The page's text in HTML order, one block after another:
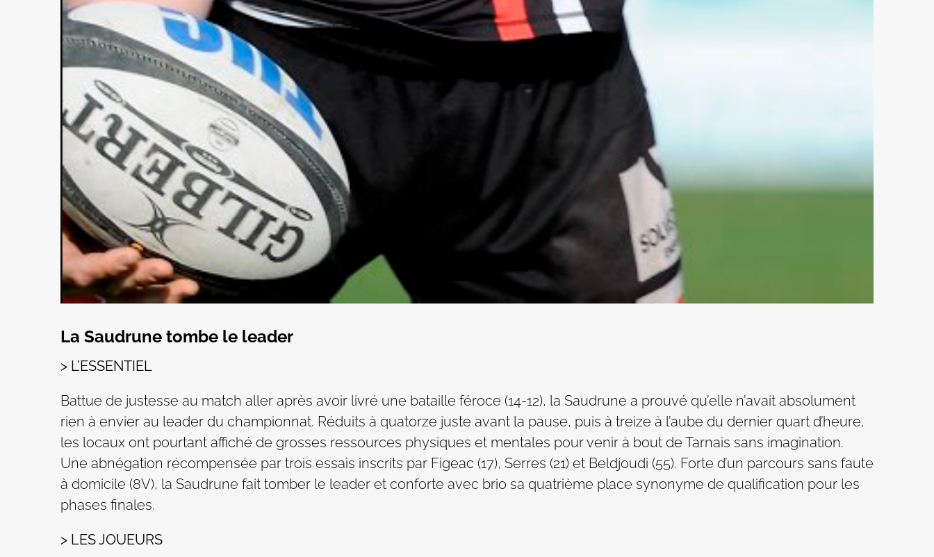
La Saudrune tombe le leader
> L’ESSENTIEL
Battue de justesse au match aller après avoir livré une bataille féroce (14-12), la Saudrune a prouvé qu’elle n’avait absolument
rien à envier au leader du championnat. Réduits à quatorze juste avant la pause, puis à treize à l’aube du dernier quart d’heure,
les locaux ont pourtant affiché de grosses ressources physiques et mentales pour venir à bout de Tarnais sans imagination.
Une abnégation récompensée par trois essais inscrits par Figeac (17), Serres (21) et Beldjoudi (55). Forte d’un parcours sans faute
à domicile (8V), la Saudrune fait tomber le leader et conforte avec brio sa quatrième place synonyme de qualification pour les
phases finales.
> LES JOUEURS